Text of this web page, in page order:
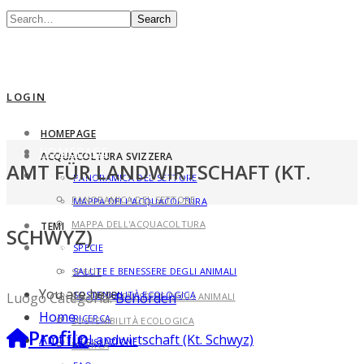
Search
LOGIN
HOMEPAGE
ACQUACOLTURA SVIZZERA
PANORAMICA DEL SETTORE
MAPPA DELL'ACQUACOLTURA
TEMI
SPECIE
SALUTE E BENESSERE DEGLI ANIMALI
SOSTENIBILITÀ ECOLOGICA
RICERCA
LEGISLAZIONE
HOMEPAGE
ACQUACOLTURA SVIZZERA
PANORAMICA DEL SETTORE
MAPPA DELL'ACQUACOLTURA
TEMI
SPECIE
SALUTE E BENESSERE DEGLI ANIMALI
SOSTENIBILITÀ ECOLOGICA
RICERCA
AMT FÜR LANDWIRTSCHAFT (KT.
SCHWYZ)
You are here:
Home
Amt für Landwirtschaft (Kt. Schwyz)
Luogo Categoria:Behörden
Profilo